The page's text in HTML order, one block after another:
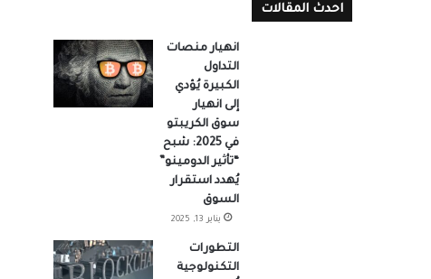
احدث المقالات
انهيار منصات
التداول
الكبيرة يُؤدي
إلى انهيار
سوق الكريبتو
في 2025: شبح
“تأثير الدومينو”
يُهدد استقرار
السوق
يناير 13, 2025
التطورات
التكنولوجية